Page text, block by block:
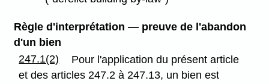
Règle d'interprétation — preuve de l'abandon
d'un bien
247.1(2)
Pour l'application du présent article
et des articles 247.2 à 247.13, un bien est